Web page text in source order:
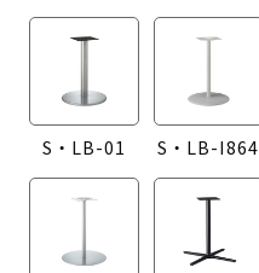
S・LB-01 S・LB-I864